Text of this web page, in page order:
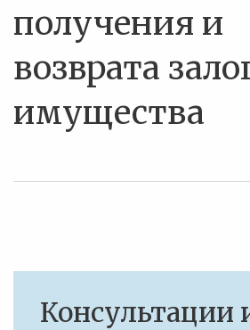
получения и
возврата
имущества
Консультации